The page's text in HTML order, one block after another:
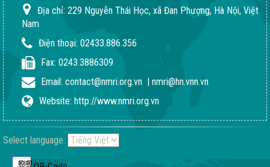
Địa chỉ: 229 Nguyễn Thái Học, xã Đan Phượng, Hà Nội, Việt
Nam
Điện thoại: 02433.886.356
Fax: 0243.3886309
Email: contact@nmri.org.vn
nmri@hn.vnn.vn
Website: http://www.nmri.org.vn
Select language: